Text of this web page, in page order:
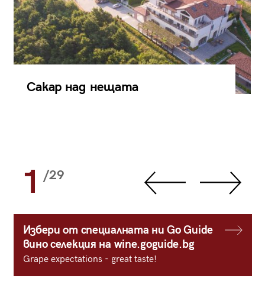
Сакар над нещата
1 /29
Избери от специалната ни Go Guide
вино селекция на wine.goguide.bg
Grape expectations - great taste!